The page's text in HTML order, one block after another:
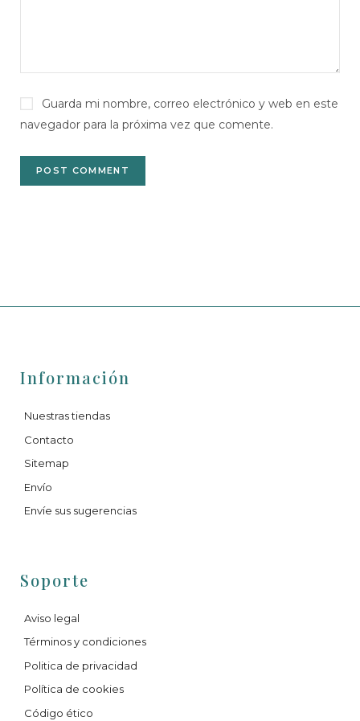
Guarda mi nombre, correo electrónico y web en este
navegador para la próxima vez que comente.
Información
Nuestras tiendas
Contacto
Sitemap
Envío
Envíe sus sugerencias
Soporte
Aviso legal
Términos y condiciones
Politica de privacidad
Política de cookies
Código ético